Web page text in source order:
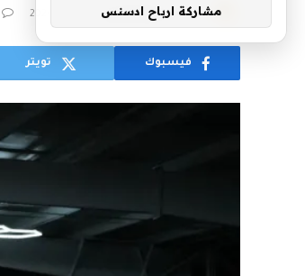
بواسطة فريق التحرير
فيسبوك تويتر
مشاركة ارباح ادسنس